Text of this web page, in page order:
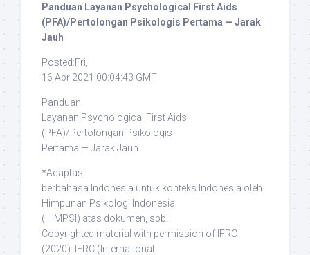
Panduan Layanan Psychological First Aids
(PFA)/Pertolongan Psikologis Pertama — Jarak
Jauh
Posted:Fri,
16 Apr 2021 00:04:43 GMT
Panduan
Layanan Psychological First Aids
(PFA)/Pertolongan Psikologis
Pertama — Jarak Jauh
*Adaptasi
berbahasa Indonesia untuk konteks Indonesia oleh
Himpunan Psikologi Indonesia
(HIMPSI) atas dokumen, sbb:
Copyrighted material with permission of IFRC
(2020): IFRC (International